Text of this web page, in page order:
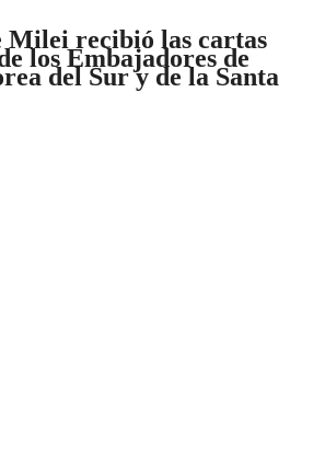
Milei recibió las cartas
los Embajadores de
del Sur y de la Santa